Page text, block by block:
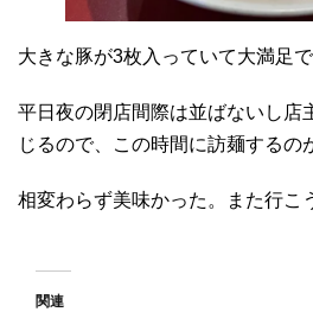
大きな豚が3枚入っていて大満足で
平日夜の閉店間際は並ばないし店
じるので、この時間に訪麺するの
相変わらず美味かった。また行こ
関連